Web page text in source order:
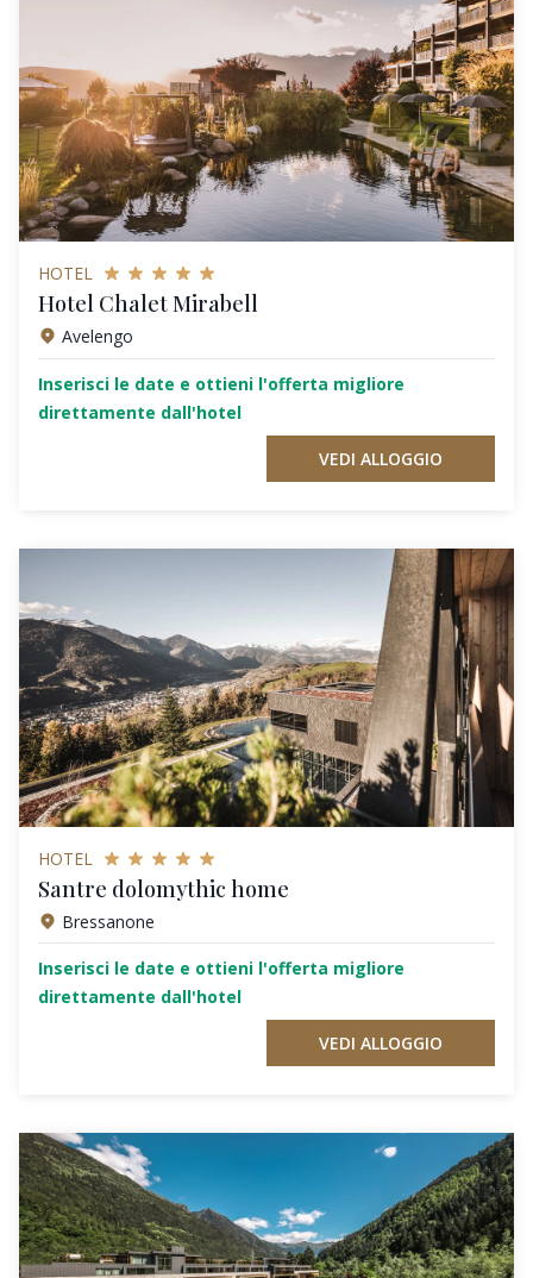
HOTEL
Hotel Chalet Mirabell
Avelengo
Inserisci le date e ottieni l'offerta migliore
direttamente dall'hotel
VEDI ALLOGGIO
HOTEL
Santre dolomythic home
Bressanone
Inserisci le date e ottieni l'offerta migliore
direttamente dall'hotel
VEDI ALLOGGIO